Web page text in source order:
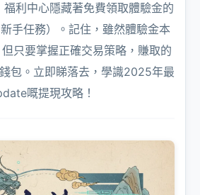
利中心隱藏著免費領取體驗金的
手任務）。記住，雖然體驗金本
只要掌握正確交易策略，賺取的
包。立即睇落去，學識2025年最
嘅提現攻略！